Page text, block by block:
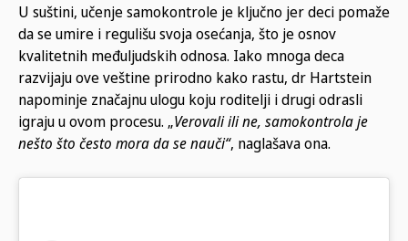
U suštini, učenje samokontrole je ključno jer deci pomaže
da se umire i regulišu svoja osećanja, što je osnov
kvalitetnih međuljudskih odnosa. Iako mnoga deca
razvijaju ove veštine prirodno kako rastu, dr Hartstein
napominje značajnu ulogu koju roditelji i drugi odrasli
igraju u ovom procesu. „Verovali ili ne, samokontrola je
nešto što često mora da se nauči“, naglašava ona.